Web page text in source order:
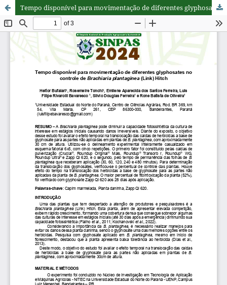
Tempo disponível para movimentação de diferentes glyphosates no controle de Brachiaria plantaginea (Link) Hitch